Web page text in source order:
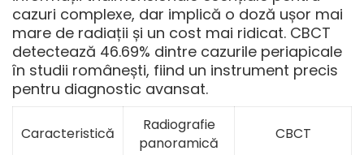
cazuri complexe, dar implică o doză ușor mai
mare de radiații și un cost mai ridicat. CBCT
detectează 46.69% dintre cazurile periapicale
în studii românești, fiind un instrument precis
pentru diagnostic avansat.
Caracteristică
Radiografie
panoramică
CBCT